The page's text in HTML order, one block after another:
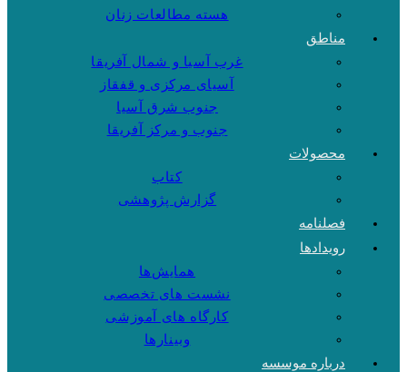
هسته مطالعات زنان
مناطق
غرب آسیا و شمال آفریقا
آسیای مرکزی و قفقاز
جنوب شرق آسیا
جنوب و مرکز آفریقا
محصولات
کتاب
گزارش پژوهشی
فصلنامه
رویدادها
همایش‌ها
نشست های تخصصی
کارگاه های آموزشی
وبینارها
درباره موسسه